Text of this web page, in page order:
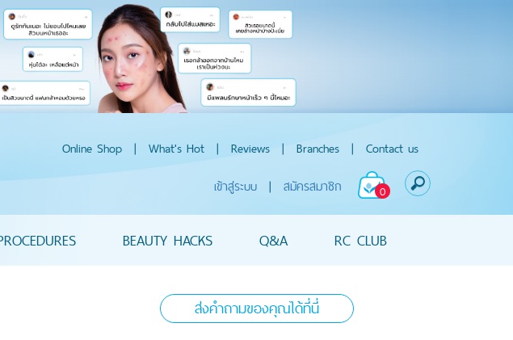
Online Shop | What's Hot | Reviews | Branches | Contact us
0
เข้าสู่ระบบ | สมัครสมาชิก
BEAUTY HACKS Q&A RC CLUB
ส่งคำถามของคุณได้ที่นี่